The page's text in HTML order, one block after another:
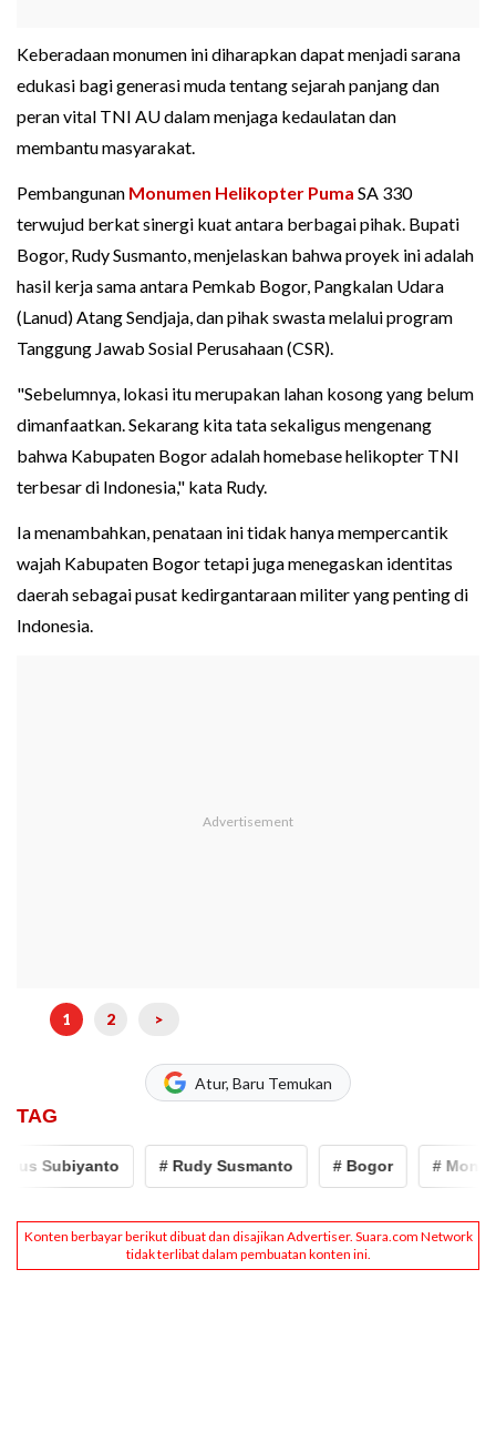
Keberadaan monumen ini diharapkan dapat menjadi sarana
edukasi bagi generasi muda tentang sejarah panjang dan
peran vital TNI AU dalam menjaga kedaulatan dan
membantu masyarakat.
Pembangunan Monumen Helikopter Puma SA 330
terwujud berkat sinergi kuat antara berbagai pihak. Bupati
Bogor, Rudy Susmanto, menjelaskan bahwa proyek ini adalah
hasil kerja sama antara Pemkab Bogor, Pangkalan Udara
(Lanud) Atang Sendjaja, dan pihak swasta melalui program
Tanggung Jawab Sosial Perusahaan (CSR).
"Sebelumnya, lokasi itu merupakan lahan kosong yang belum
dimanfaatkan. Sekarang kita tata sekaligus mengenang
bahwa Kabupaten Bogor adalah homebase helikopter TNI
terbesar di Indonesia," kata Rudy.
Ia menambahkan, penataan ini tidak hanya mempercantik
wajah Kabupaten Bogor tetapi juga menegaskan identitas
daerah sebagai pusat kedirgantaraan militer yang penting di
Indonesia.
1 2 >
Atur, Baru Temukan
TAG
Subiyanto # Rudy Susmanto # Bogor #